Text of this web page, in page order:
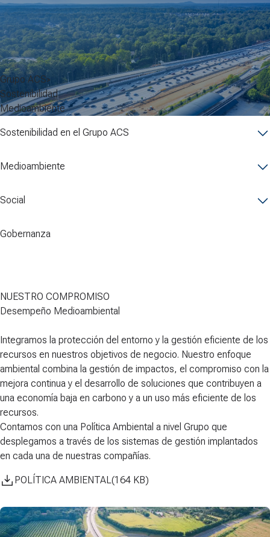
Grupo ACS
Sostenibilidad
Medioambiente
Sostenibilidad en el Grupo ACS
Medioambiente
Social
Gobernanza
NUESTRO COMPROMISO
Desempeño Medioambiental
Integramos la protección del entornoy la gestión eficiente de los
recursos en nuestros objetivos de negocio. Nuestro enfoque
ambiental combina la gestión de impactos, el compromiso con la
mejora continua y el desarrollo de soluciones que contribuyen a
una economía baja en carbono y a un uso más eficiente de los
recursos.
Contamos con una Política Ambiental a nivel Grupo que
desplegamos a través de los sistemas de gestión implantados
en cada una de nuestras compañías.
POLÍTICA AMBIENTAL(164 KB)